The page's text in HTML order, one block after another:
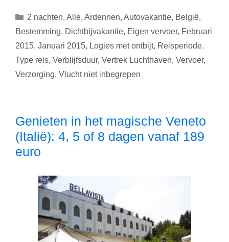
30/01
en
08/02
naar
Ardennen
voor
61
ontbijt
Categorieën
2 nachten, Alle, Ardennen, Autovakantie, België,
Bestemming, Dichtbijvakantie, Eigen vervoer, Februari
2015, Januari 2015, Logies met ontbijt, Reisperiode,
Type reis, Verblijfsduur, Vertrek Luchthaven, Vervoer,
Verzorging, Vlucht niet inbegrepen
Genieten in het magische Veneto
(Italië): 4, 5 of 8 dagen vanaf 189
euro